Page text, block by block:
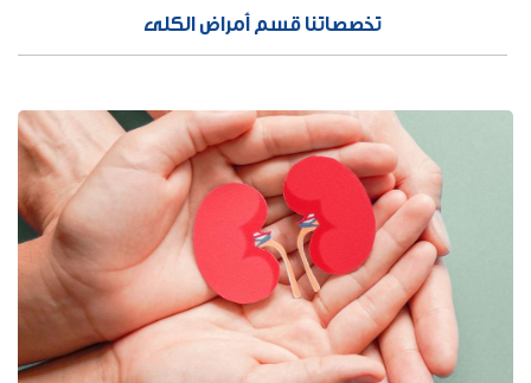
تخصصاتنا قسم أمراض الكلى